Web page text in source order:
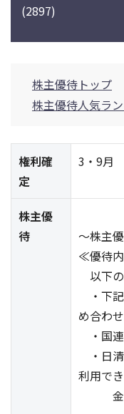
(2897)
株主優待トップ
株主優待人気ラ
権利確
定
3・9月
株主優
待
～株主
≪優待
以下の
・下
め合わせ
・国
・日
利用で
金額